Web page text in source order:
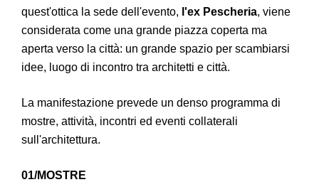
quest'ottica la sede dell'evento, l'ex Pescheria, viene
considerata come una grande piazza coperta ma
aperta verso la città: un grande spazio per scambiarsi
idee, luogo di incontro tra architetti e città.
La manifestazione prevede un denso programma di
mostre, attività, incontri ed eventi collaterali
sull'architettura.
01/MOSTRE